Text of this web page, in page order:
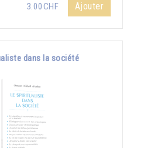
3.00CHF Ajouter
dans la société